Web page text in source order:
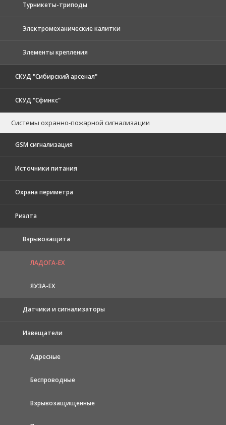
Турникеты-триподы
Электромеханические калитки
Элементы крепления
СКУД "Сибирский арсенал"
СКУД "Сфинкс"
Системы охранно-пожарной сигнализации
GSM сигнализация
Источники питания
Охрана периметра
Риэлта
Взрывозащита
ЛАДОГА-EX
ЯУЗА-ЕХ
Датчики и сигнализаторы
Извещатели
Адресные
Беспроводные
Взрывозащищенные